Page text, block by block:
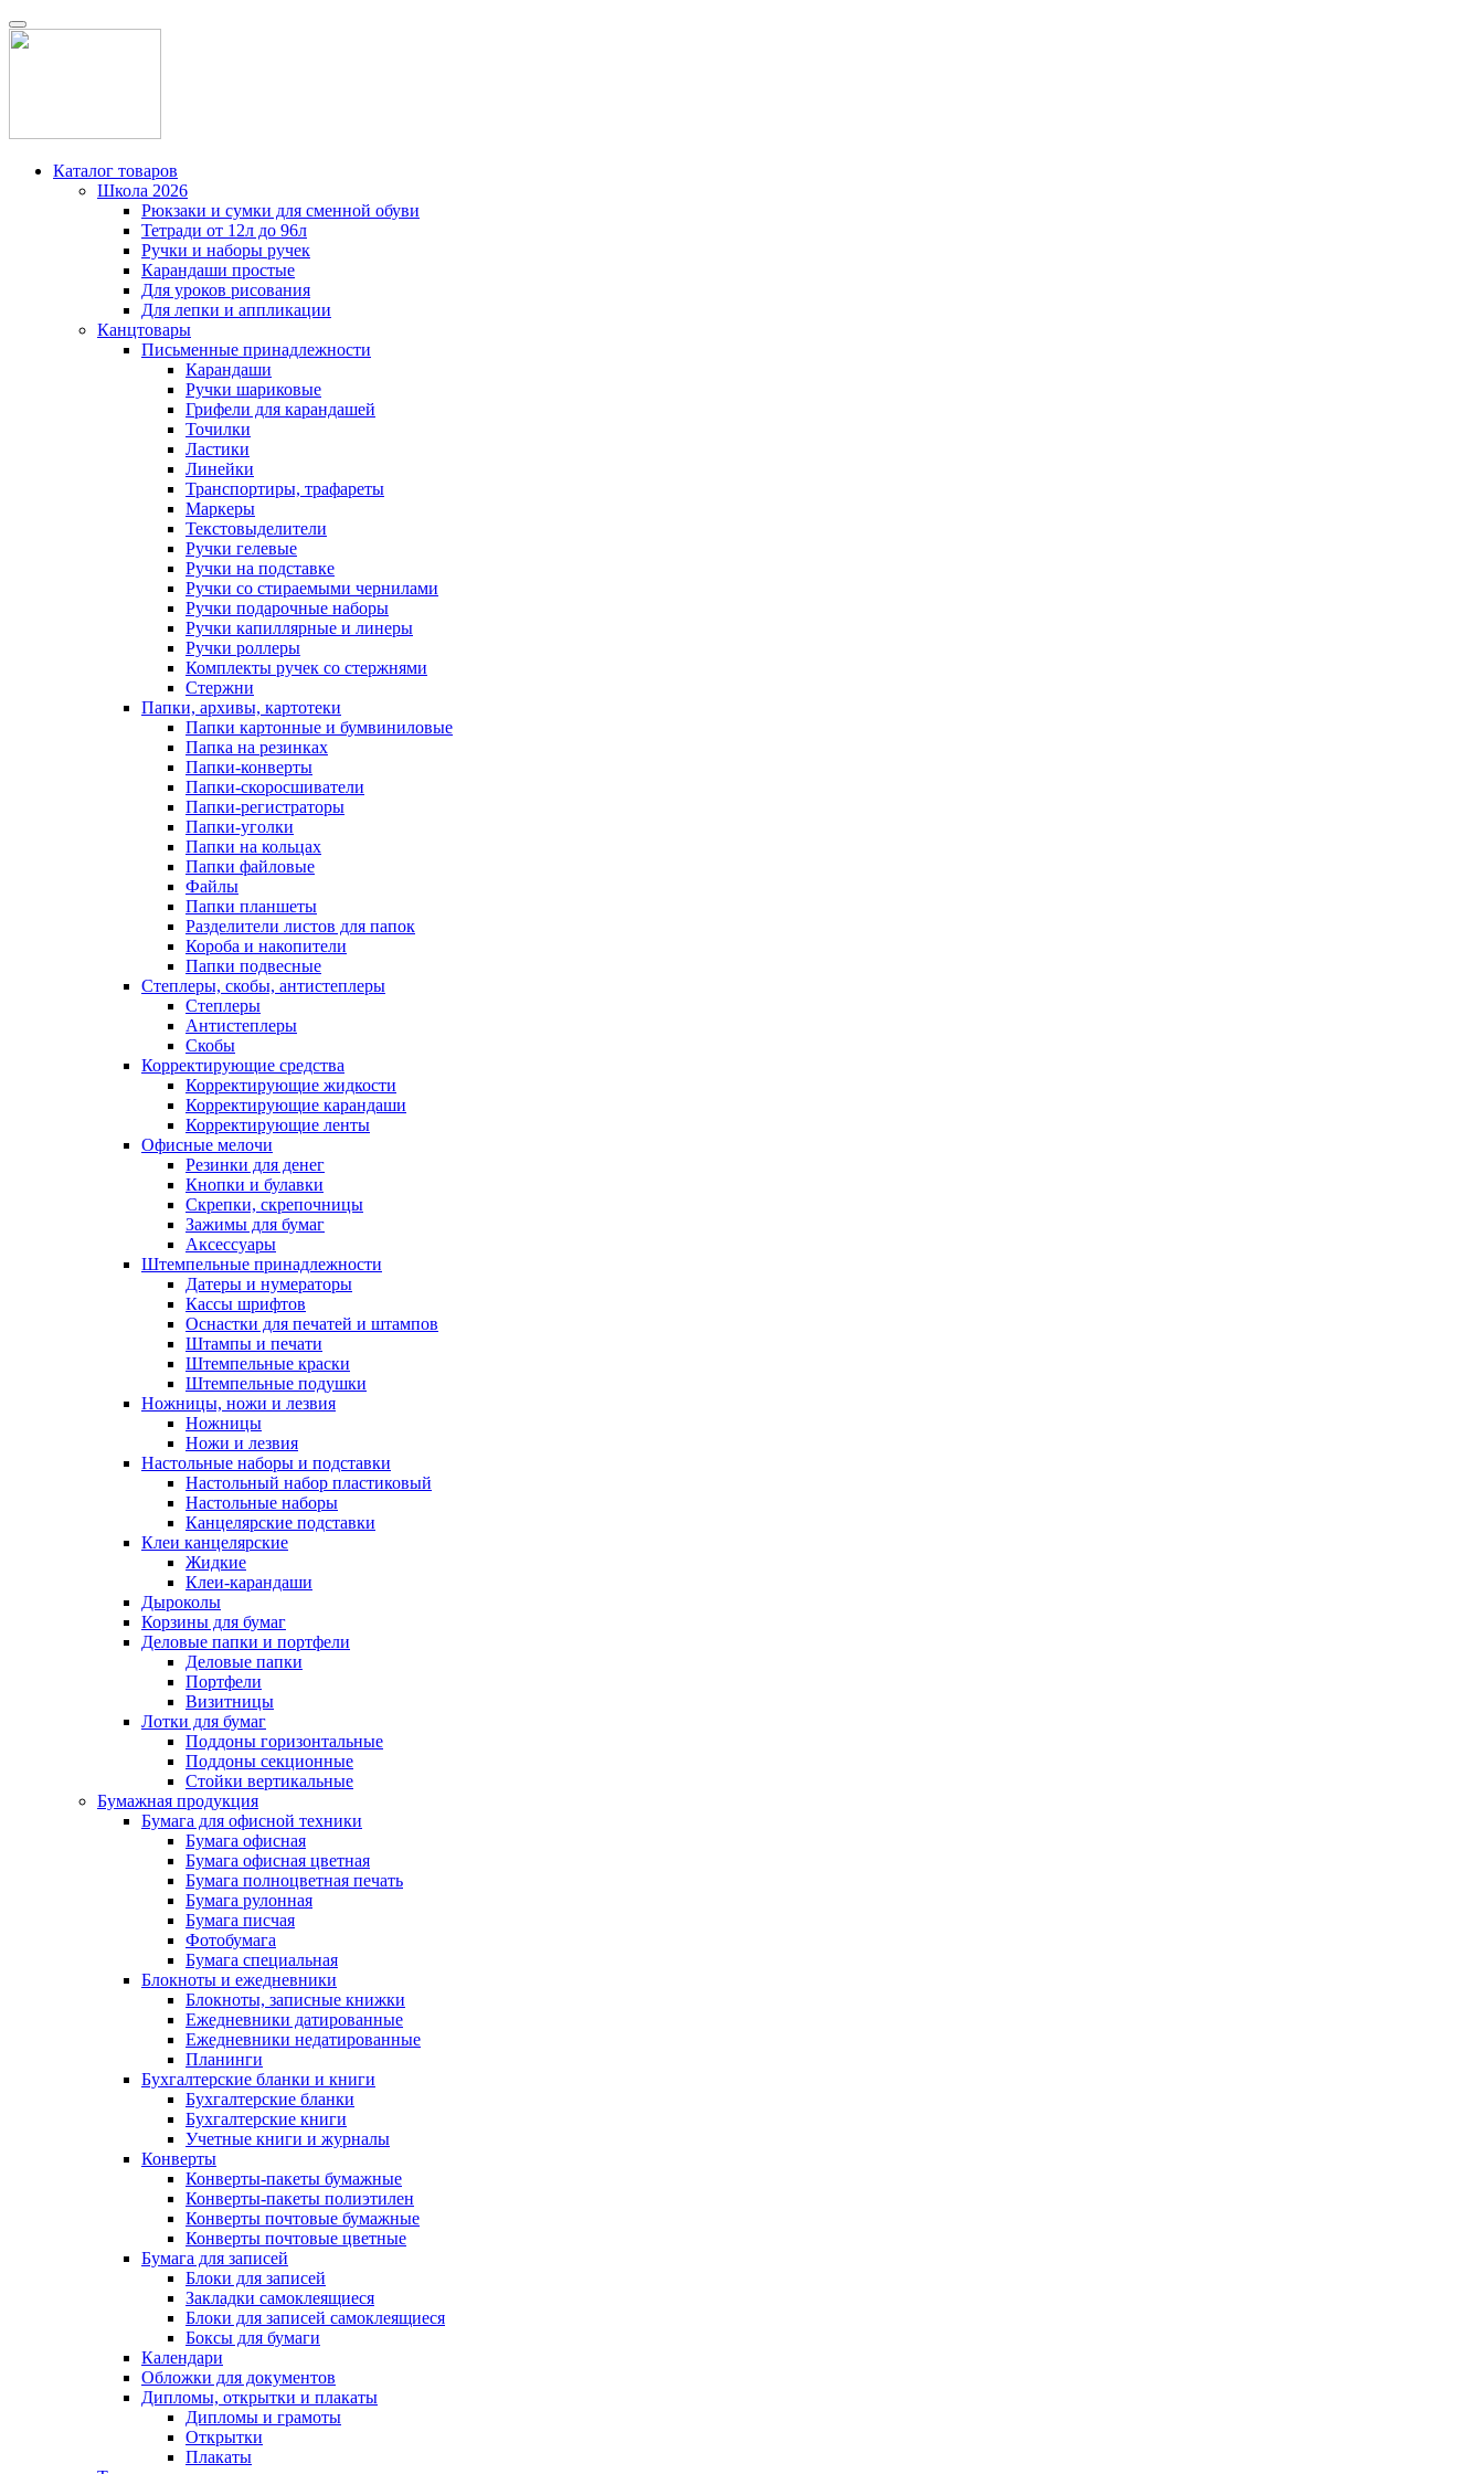
Каталог товаров
Школа 2026
Рюкзаки и сумки для сменной обуви
Тетради от 12л до 96л
Ручки и наборы ручек
Карандаши простые
Для уроков рисования
Для лепки и аппликации
Канцтовары
Письменные принадлежности
Карандаши
Ручки шариковые
Грифели для карандашей
Точилки
Ластики
Линейки
Транспортиры, трафареты
Маркеры
Текстовыделители
Ручки гелевые
Ручки на подставке
Ручки со стираемыми чернилами
Ручки подарочные наборы
Ручки капиллярные и линеры
Ручки роллеры
Комплекты ручек со стержнями
Стержни
Папки, архивы, картотеки
Папки картонные и бумвиниловые
Папка на резинках
Папки-конверты
Папки-скоросшиватели
Папки-регистраторы
Папки-уголки
Папки на кольцах
Папки файловые
Файлы
Папки планшеты
Разделители листов для папок
Короба и накопители
Папки подвесные
Степлеры, скобы, антистеплеры
Степлеры
Антистеплеры
Скобы
Корректирующие средства
Корректирующие жидкости
Корректирующие карандаши
Корректирующие ленты
Офисные мелочи
Резинки для денег
Кнопки и булавки
Скрепки, скрепочницы
Зажимы для бумаг
Аксессуары
Штемпельные принадлежности
Датеры и нумераторы
Кассы шрифтов
Оснастки для печатей и штампов
Штампы и печати
Штемпельные краски
Штемпельные подушки
Ножницы, ножи и лезвия
Ножницы
Ножи и лезвия
Настольные наборы и подставки
Настольный набор пластиковый
Настольные наборы
Канцелярские подставки
Клеи канцелярские
Жидкие
Клеи-карандаши
Дыроколы
Корзины для бумаг
Деловые папки и портфели
Деловые папки
Портфели
Визитницы
Лотки для бумаг
Поддоны горизонтальные
Поддоны секционные
Стойки вертикальные
Бумажная продукция
Бумага для офисной техники
Бумага офисная
Бумага офисная цветная
Бумага полноцветная печать
Бумага рулонная
Бумага писчая
Фотобумага
Бумага специальная
Блокноты и ежедневники
Блокноты, записные книжки
Ежедневники датированные
Ежедневники недатированные
Планинги
Бухгалтерские бланки и книги
Бухгалтерские бланки
Бухгалтерские книги
Учетные книги и журналы
Конверты
Конверты-пакеты бумажные
Конверты-пакеты полиэтилен
Конверты почтовые бумажные
Конверты почтовые цветные
Бумага для записей
Блоки для записей
Закладки самоклеящиеся
Блоки для записей самоклеящиеся
Боксы для бумаги
Календари
Обложки для документов
Дипломы, открытки и плакаты
Дипломы и грамоты
Открытки
Плакаты